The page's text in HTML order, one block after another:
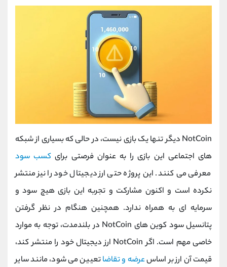
NotCoin دیگر تنها یک بازی نیست، در حالی که بسیاری از شبکه
های اجتماعی این بازی را به عنوان فرصتی برای کسب سود
معرفی می کنند. این پروژه حتی ارز دیجیتال خود را نیز منتشر
نکرده است و اکنون مشارکت و تجربه این بازی هیچ سود و
سرمایه ای به همراه ندارد. همچنین هنگام در نظر گرفتن
پتانسیل سود کوین های NotCoin در بلندمدت، توجه به موارد
خاصی مهم است. اگر NotCoin ارز دیجیتال خود را منتشر کند،
قیمت آن ارز بر اساسعرضه و تقاضاتعیین می شود، مانند سایر